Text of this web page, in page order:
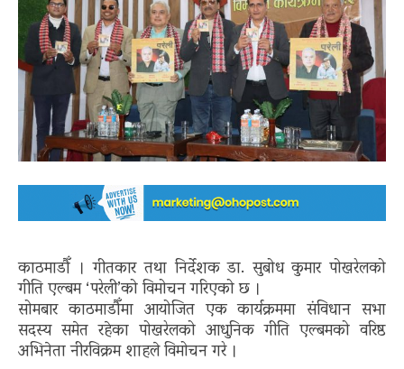
काठमाडौँ । गीतकार तथा निर्देशक डा. सुबोध कुमार पोखरेलको
गीति एल्बम ‘परेली’को विमोचन गरिएको छ ।
सोमबार काठमाडौँमा आयोजित एक कार्यक्रममा संविधान सभा
सदस्य समेत रहेका पोखरेलको आधुनिक गीति एल्बमको वरिष्ठ
अभिनेता नीरविक्रम शाहले विमोचन गरे ।